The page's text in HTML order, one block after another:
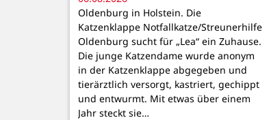
Oldenburg in Holstein. Die
Katzenklappe Notfallkatze/Streunerhilfe
Oldenburg sucht für „Lea“ ein Zuhause.
Die junge Katzendame wurde anonym
in der Katzenklappe abgegeben und
tierärztlich versorgt, kastriert, gechippt
und entwurmt. Mit etwas über einem
Jahr steckt sie…